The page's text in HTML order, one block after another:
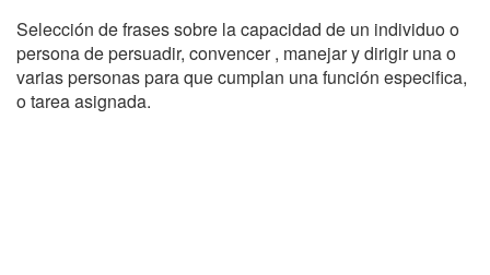
Selección de frases sobre la capacidad de un individuo o
persona de persuadir, convencer , manejar y dirigir una o
varias personas para que cumplan una función especifica,
o tarea asignada.